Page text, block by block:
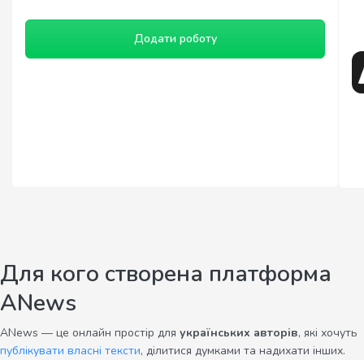
Додати роботу
Для кого створена платформа
ANews
ANews — це онлайн простір для українських авторів, які хочуть
публікувати власні тексти, ділитися думками та надихати інших.